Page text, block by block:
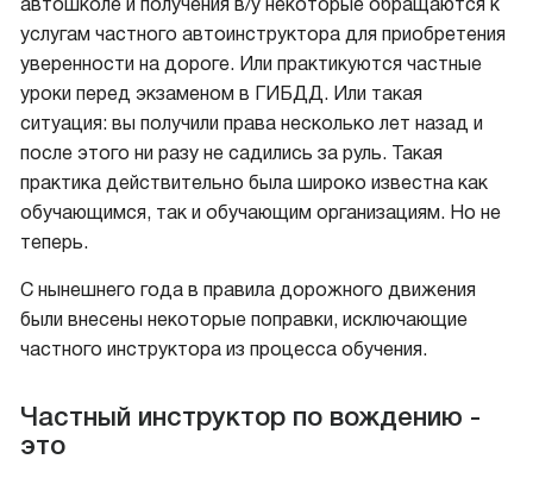
автошколе и получения в/у некоторые обращаются к
услугам частного автоинструктора для приобретения
уверенности на дороге. Или практикуются частные
уроки перед экзаменом в ГИБДД. Или такая
ситуация: вы получили права несколько лет назад и
после этого ни разу не садились за руль. Такая
практика действительно была широко известна как
обучающимся, так и обучающим организациям. Но не
теперь.
С нынешнего года в правила дорожного движения
были внесены некоторые поправки, исключающие
частного инструктора из процесса обучения.
Частный инструктор по вождению -
это